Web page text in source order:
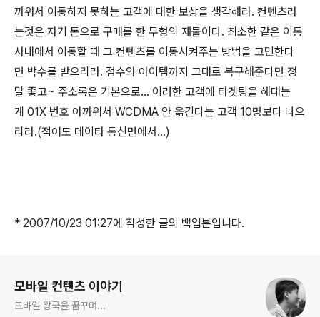
까워서 이동하지 못하는 고객에 대한 보상을 생각해라. 컨텐츠라
는것은 자기 돈으로 구매를 한 무형의 재물이다. 최소한 같은 이통
사내에서 이동할 때 그 컨텐츠를 이동시켜주는 방법을 고민한다
면 박수를 받으리라. 점수와 아이템까지 그대로 복구해준다면 정
말 좋고~ 주소록은 기본으로... 이러한 고객에 타겟팅을 해대는
게 01X 번호 아까워서 WCDMA 안 옮긴다는 고객 10명보다 나으
리라.(적어도 데이타 통신면에서...)
* 2007/10/23 01:27에 작성한 글의 백업본입니다.
모바일 컨텐츠 이야기
모바일 왕국을 꿈꾸며...